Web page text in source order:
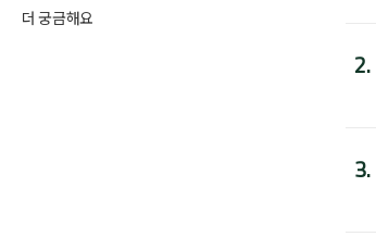
더 궁금해요
2.
3.